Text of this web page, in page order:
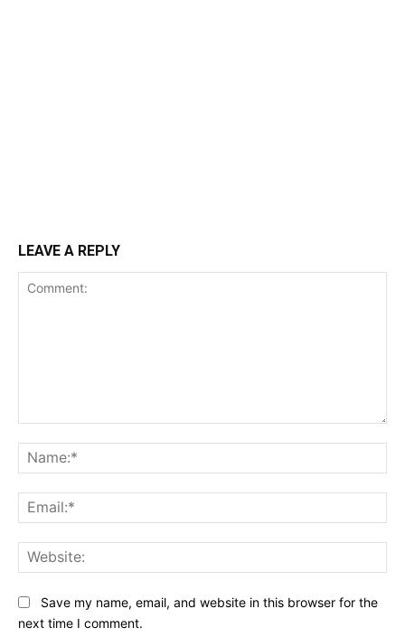
LEAVE A REPLY
Save my name, email, and website in this browser for the
next time I comment.